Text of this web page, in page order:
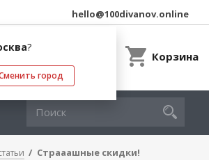
?
город
hello@100divanov.online
Корзина
Страаашные скидки!